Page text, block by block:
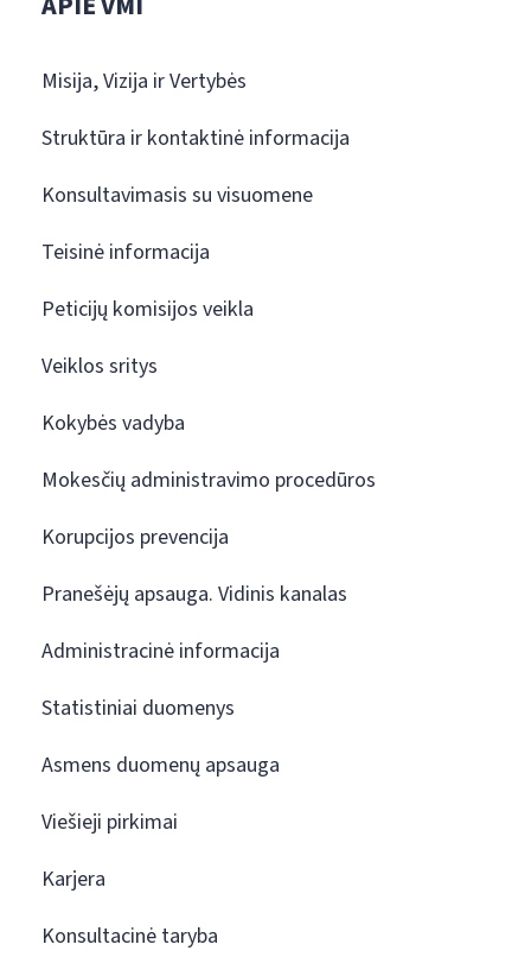
Misija, Vizija ir Vertybės
Struktūra ir kontaktinė informacija
Konsultavimasis su visuomene
Teisinė informacija
Peticijų komisijos veikla
Veiklos sritys
Kokybės vadyba
Mokesčių administravimo procedūros
Korupcijos prevencija
Pranešėjų apsauga. Vidinis kanalas
Administracinė informacija
Statistiniai duomenys
Asmens duomenų apsauga
Viešieji pirkimai
Karjera
Konsultacinė taryba